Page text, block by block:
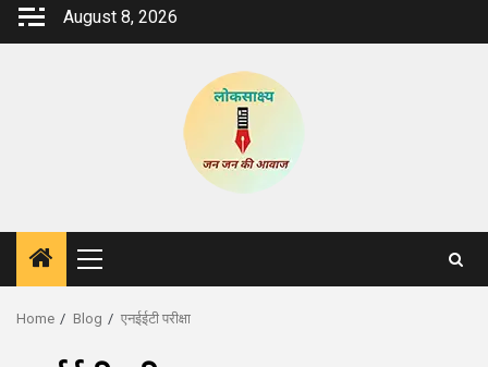
Skip
August 8, 2026
Primary
Menu
Home Blog एनईईटी परीक्षा